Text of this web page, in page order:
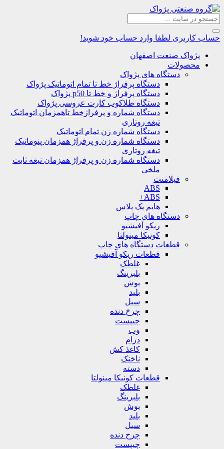
حساب کاربری لطفا وارد حساب خود شوید!
پژواک صنعت اصفهان
محصولات
دستگاه های پژواک
دستگاه پرفراژ خط تا تمام اتوماتیک پژواک
دستگاه پرفراژ و خط تا p50 پژواک
دستگاه طلاکوب کارت عروسی پژواک
دستگاه شماره و پرفراژخط تاهمزمان اتوماتیک
تیغه روتاری
دستگاه شماره زن تمام اتوماتیک
دستگاه شماره زن و پرفراژ همزمان پنوماتیک
تیغه روتاری
دستگاه شماره زن و پرفراژ همزمان تیغه ثابت
ملخی
فیلامنت
ABS
ABS+
هایم پک پلاس
دستگاه های چاپ
ریکو آفیشیو
کونیکا مینولتا
قطعات دستگاه های چاپ
قطعات ریکو آفیشیو
غلطک
بلبرینگ
بوش
بلید
سیل
چرخ دنده
چیپست
وب
درام
کاغذ کش
ناخنک
دسته
قطعات کونیکا مینولتا
غلطک
بلبرینگ
بوش
بلید
سیل
چرخ دنده
چیپست